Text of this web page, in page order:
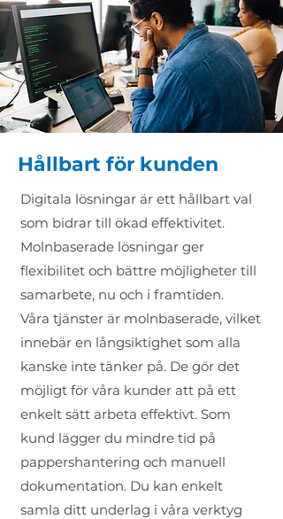
Hållbart för kunden
Digitala lösningar är ett hållbart val
som bidrar till ökad effektivitet.
Molnbaserade lösningar ger
flexibilitet och bättre möjligheter till
samarbete, nu och i framtiden.
Våra tjänster är molnbaserade, vilket
innebär en långsiktighet som alla
kanske inte tänker på. De gör det
möjligt för våra kunder att på ett
enkelt sätt arbeta effektivt. Som
kund lägger du mindre tid på
pappershantering och manuell
dokumentation. Du kan enkelt
samla ditt underlag i våra verktyg